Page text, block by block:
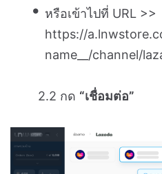
หรือเข้าไปที่ URL >>
https://
name__/channel/
2.2 กด “เชื่อมต่อ”